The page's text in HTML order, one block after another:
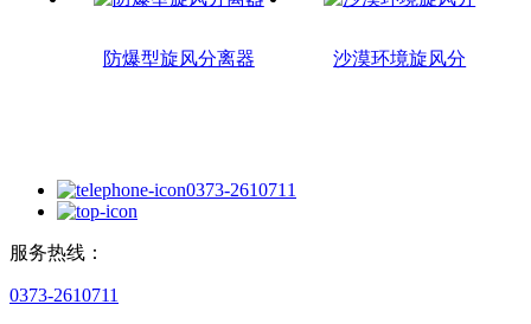
防爆型旋风分离器 沙漠环境旋风分
0373-2610711
服务热线：
0373-2610711